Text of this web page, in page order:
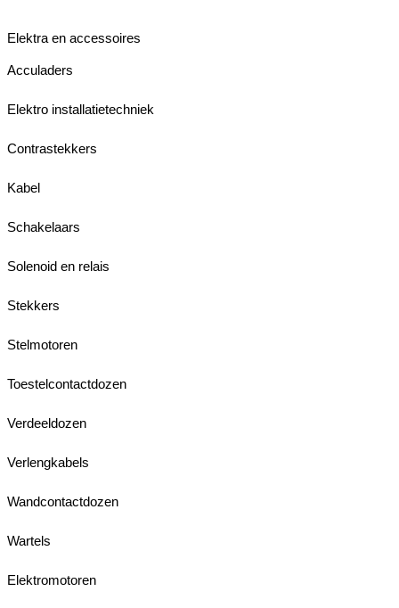
Elektra en accessoires
Acculaders
Elektro installatietechniek
Contrastekkers
Kabel
Schakelaars
Solenoid en relais
Stekkers
Stelmotoren
Toestelcontactdozen
Verdeeldozen
Verlengkabels
Wandcontactdozen
Wartels
Elektromotoren